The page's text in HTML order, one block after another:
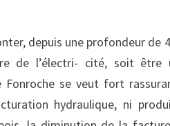
depuis une profondeur de
de l’électri- cité, soit être
Fonroche se veut fort
hydraulique, ni